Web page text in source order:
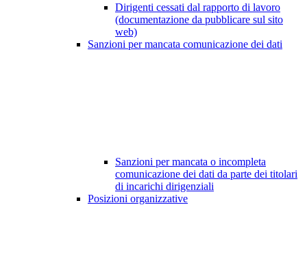
Dirigenti cessati dal rapporto di lavoro
(documentazione da pubblicare sul sito
web)
Sanzioni per mancata comunicazione dei dati
Sanzioni per mancata o incompleta
comunicazione dei dati da parte dei titolari
di incarichi dirigenziali
Posizioni organizzative